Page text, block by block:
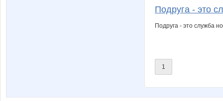
sofia55
ольгунчик
Подруга - это
Подруга - это служба
1